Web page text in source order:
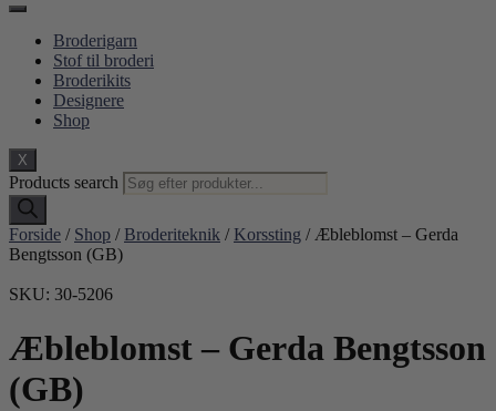
Broderigarn
Stof til broderi
Broderikits
Designere
Shop
X
Products search
Forside / Shop / Broderiteknik / Korssting / Æbleblomst – Gerda
Bengtsson (GB)
SKU: 30-5206
Æbleblomst – Gerda Bengtsson
(GB)